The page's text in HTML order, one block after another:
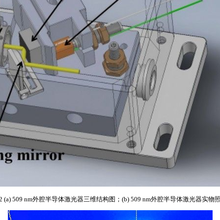
(a) 509 nm外腔半导体激光器三维结构图；(b) 509 nm外腔半导体激光器实物